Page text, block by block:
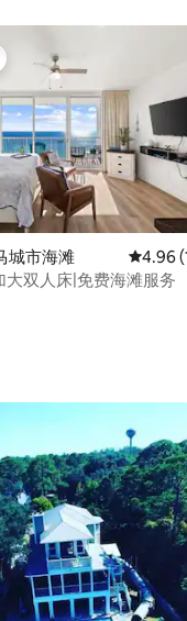
，共 261 条评价
荐」
城市海滩 平均评
4.96
大双人床|免费海滩服务